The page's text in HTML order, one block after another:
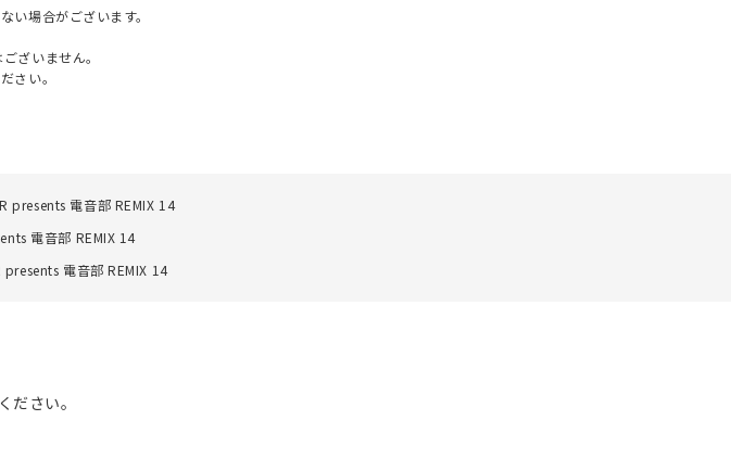
い場合がございます。
ざいません。
さい。
presents 電音部 REMIX 14
電音部 REMIX 14
presents 電音部 REMIX 14
さい。